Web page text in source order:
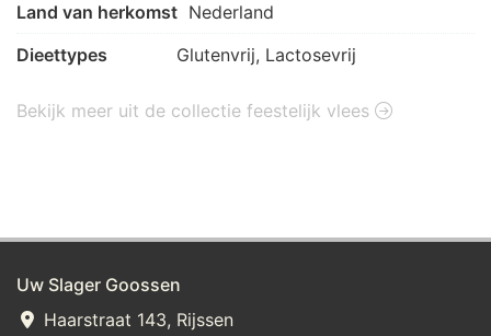
Land van herkomst Nederland
Dieettypes
Glutenvrij, Lactosevrij
Bekijk meer uit de collectie feestelijk vlees
Uw Slager Goossen
Haarstraat 143, Rijssen